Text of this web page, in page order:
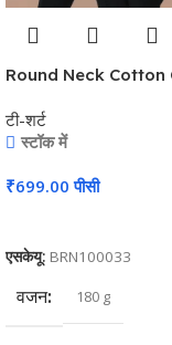
Round Neck Cotton
टी-शर्ट
स्टॉक में
₹699.00 पीसी
एसकेयू: BRN100033
वजन 180 g